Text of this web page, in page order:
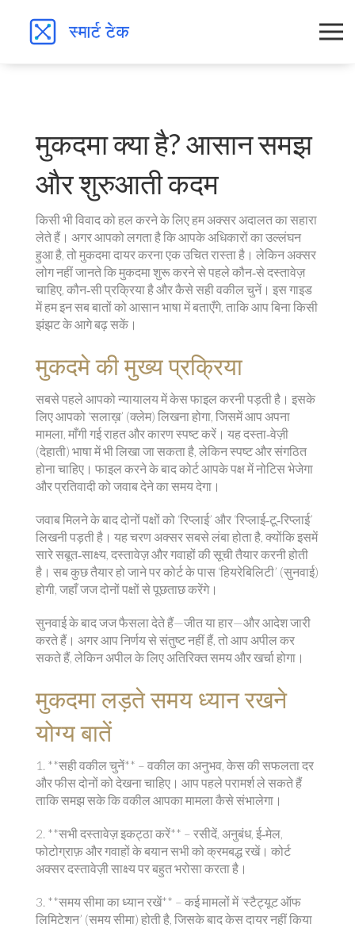
मुकदमा क्या है? आसान समझ
और शुरुआती कदम
किसी भी विवाद को हल करने के लिए हम अक्सर अदालत का सहारा
लेते हैं। अगर आपको लगता है कि आपके अधिकारों का उल्लंघन
हुआ है, तो मुकदमा दायर करना एक उचित रास्ता है। लेकिन अक्सर
लोग नहीं जानते कि मुकदमा शुरू करने से पहले कौन‑से दस्तावेज़
चाहिए, कौन‑सी प्रक्रिया है और कैसे सही वकील चुनें। इस गाइड
में हम इन सब बातों को आसान भाषा में बताएँगे, ताकि आप बिना किसी
झंझट के आगे बढ़ सकें।
मुकदमे की मुख्य प्रक्रिया
सबसे पहले आपको न्यायालय में केस फाइल करनी पड़ती है। इसके
लिए आपको ‘सलाख़’ (क्लेम) लिखना होगा, जिसमें आप अपना
मामला, माँगी गई राहत और कारण स्पष्ट करें। यह दस्ता‑वेज़ी
(देहाती) भाषा में भी लिखा जा सकता है, लेकिन स्पष्ट और संगठित
होना चाहिए। फाइल करने के बाद कोर्ट आपके पक्ष में नोटिस भेजेगा
और प्रतिवादी को जवाब देने का समय देगा।
जवाब मिलने के बाद दोनों पक्षों को ‘रिप्लाई’ और ‘रिप्लाई‑टू‑रिप्लाई’
लिखनी पड़ती है। यह चरण अक्सर सबसे लंबा होता है, क्योंकि इसमें
सारे सबूत‑साक्ष्य, दस्तावेज़ और गवाहों की सूची तैयार करनी होती
है। सब कुछ तैयार हो जाने पर कोर्ट के पास ‘हियरेबिलिटी’ (सुनवाई)
होगी, जहाँ जज दोनों पक्षों से पूछताछ करेंगे।
सुनवाई के बाद जज फैसला देते हैं—जीत या हार—और आदेश जारी
करते हैं। अगर आप निर्णय से संतुष्ट नहीं हैं, तो आप अपील कर
सकते हैं, लेकिन अपील के लिए अतिरिक्त समय और खर्चा होगा।
मुकदमा लड़ते समय ध्यान रखने
योग्य बातें
1. **सही वकील चुनें** – वकील का अनुभव, केस की सफलता दर
और फीस दोनों को देखना चाहिए। आप पहले परामर्श ले सकते हैं
ताकि समझ सके कि वकील आपका मामला कैसे संभालेगा।
2. **सभी दस्तावेज़ इकट्ठा करें** – रसीदें, अनुबंध, ई‑मेल,
फोटोग्राफ़ और गवाहों के बयान सभी को क्रमबद्ध रखें। कोर्ट
अक्सर दस्तावेज़ी साक्ष्य पर बहुत भरोसा करता है।
3. **समय सीमा का ध्यान रखें** – कई मामलों में ‘स्टैट्यूट ऑफ
लिमिटेशन’ (समय सीमा) होती है, जिसके बाद केस दायर नहीं किया